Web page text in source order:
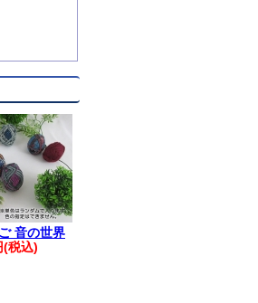
音の世界
(税込)